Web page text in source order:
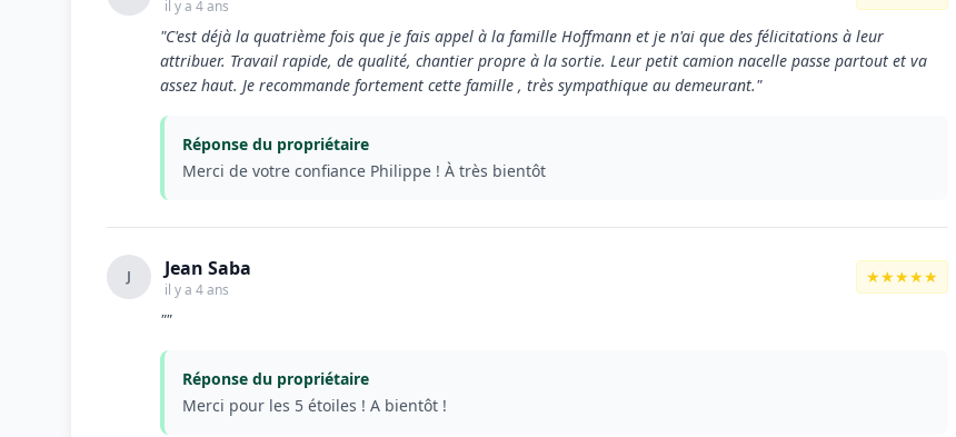
il y a 4 ans
"C'est déjà la quatrième fois que je fais appel à la famille Hoffmann et je n'ai que des félicitations à leur
attribuer. Travail rapide, de qualité, chantier propre à la sortie. Leur petit camion nacelle passe partout et va
assez haut. Je recommande fortement cette famille , très sympathique au demeurant."
Réponse du propriétaire
Merci de votre confiance Philippe ! À très bientôt
J Jean Saba
il y a 4 ans
★★★★★
""
Réponse du propriétaire
Merci pour les 5 étoiles ! A bientôt !